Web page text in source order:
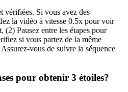
vérifiées. Si vous avez des
la vidéo à vitesse 0.5x pour voir
(2) Pausez entre les étapes pour
si vous partez de la même
vous de suivre la séquence
pour obtenir 3 étoiles?